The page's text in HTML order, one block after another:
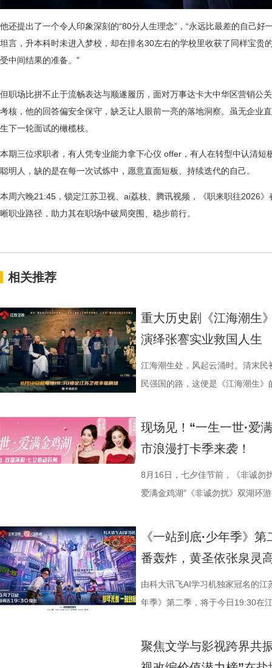
他还提出了一个令人印象深刻的“80分人生理念”，“永远比最差的自己好
坦言，升本科时未进入梦校，却在排名30左右的学校里收获了同样宝贵
受中间结果的准备。”
但职场比拼不止于流畅表达与顺遂履历，面对万事达卡大中华区营销公
考核，他的回答偏安全保守，缺乏让人眼前一亮的落地洞察。虽无企业
生下一轮面试的橄榄枝。
本期三位求职者，有人凭专业能力拿下心仪 offer，有人在转型中认清短
聪明人，缺的是在每一次试炼中，愿意直面短板、持续迭代的自己。
本周六晚21:45，锁定江苏卫视、ai荔枝、腾讯视频，《职来职往2026
晰职业路径，助力其在职场中破局突围、稳步前行。
相关推荐
重大历史剧《江海潮生
演绎张謇实业救国人生
江海潮生处，风起云涌时。清末
民强国的路，这便是《江海潮生
材文艺创作资助项目、 江苏省广
份有限公司、中共南通市委宣传
衔主演（按姓氏笔画排序），打
的人生历程，引领观众在百年时光
正剧框架 讲述一位“状元”的
后就要挨打的现实，他毅然放弃
业、兴教育、兴城市推动南通成为
的发展进程。 爱国、救国、
剧张强表示：“当国家和民族面临
现场见！“一生一世·爱
市浪漫打卡季来袭！
8月16日，七夕佳节前，《非诚勿
爱满金鸡湖”《非诚勿扰》双湖环
《非诚勿扰》节目组联合苏州工
珏、孙嬿婉将携手《非诚勿扰》
组成“打卡团”阵容，带领多组情
觅缘之旅。 图片8.png 苏州是一
依托金鸡湖与独墅湖双湖水域联
《一站到底·少年季》
番轰炸，黄圣依张泉灵
由科大讯飞AI学习机独家冠名的江
年季》第二季，将于今日19:30在
量。首期赛场就将迎来二选一残
聚焦文学与影视跨界共